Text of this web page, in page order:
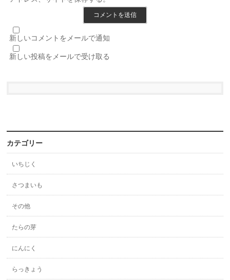
新しいコメントをメールで通知
新しい投稿をメールで受け取る
カテゴリー
いちじく
さつまいも
その他
たらの芽
にんにく
らっきょう